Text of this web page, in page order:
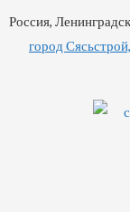
Россия,
город